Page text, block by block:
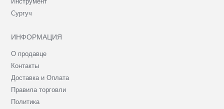
Сургуч
ИНФОРМАЦИЯ
О продавце
Контакты
Доставка и Оплата
Правила торговли
Политика